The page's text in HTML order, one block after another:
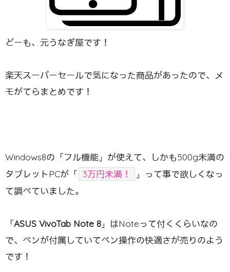
どーも、元うなぎ屋です！
楽天スーパーセールで気になった商品があったので、メ
モがてらまとめです！
Windows8の「フル機能」が使えて、しかも500g未満の
タブレットPCが「 3万円未満！
」って事で欲しくなっ
て調べていました。
「ASUS VivoTab Note 8」はNoteって付くくらいなの
で、ペンが付属していてペン操作の快適さが売りのよう
です！